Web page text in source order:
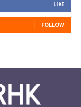
LIKE
FOLLOW